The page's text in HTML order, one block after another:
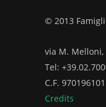
© 2013
via M. Melloni,
Tel:
C.F.
Credits